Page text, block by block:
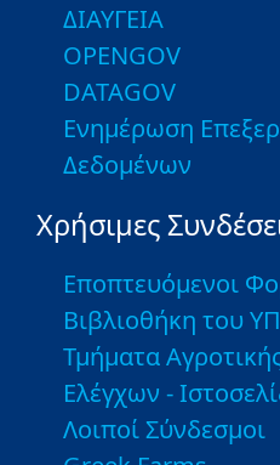
ΔΙΑΥΓΕΙΑ
OPENGOV
DATAGOV
Ενημέρωση
Δεδομένων
Χρήσιμες
Εποπτευόμενοι
Βιβλιοθήκη του
Τμήματα
Ελέγχων -
Λοιποί Σύνδεσμοι